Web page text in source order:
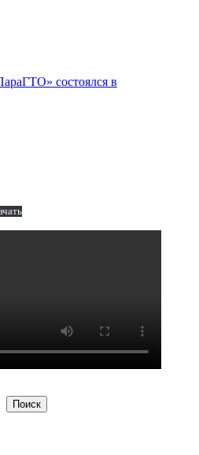
состоялся в
Поиск